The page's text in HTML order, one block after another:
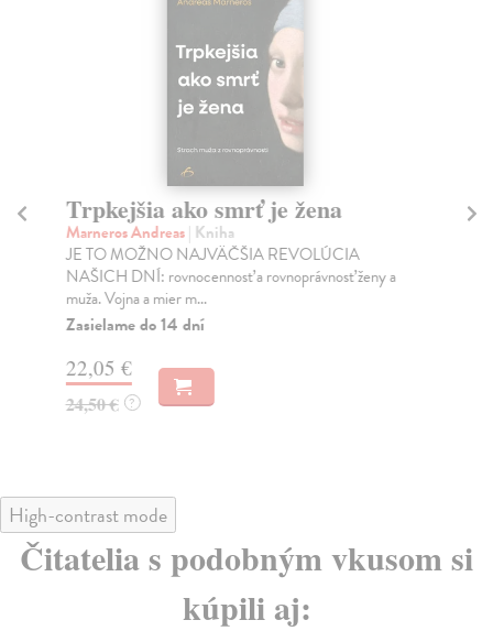
Trpkejšia ako smrť je žena
Marneros Andreas| Kniha
JE TO MOŽNO NAJVÄČŠIA REVOLÚCIA
NAŠICH DNÍ: rovnocennosť a rovnoprávnosť ženy a
muža. Vojna a mier m...
Zasielame do 14 dní
22,05 €
24,50 € ?
High-contrast mode
Čitatelia s podobným vkusom si
kúpili aj: